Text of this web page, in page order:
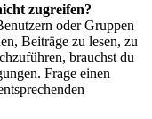
zugreifen?
oder Gruppen
Beiträge zu lesen, zu
brauchst du
Frage einen